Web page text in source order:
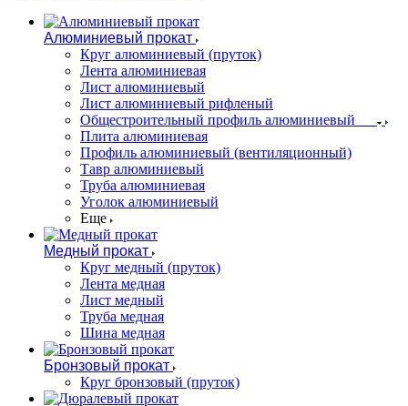
Алюминиевый прокат
Круг алюминиевый (пруток)
Лента алюминиевая
Лист алюминиевый
Лист алюминиевый рифленый
Общестроительный профиль алюминиевый
Плита алюминиевая
Профиль алюминиевый (вентиляционный)
Тавр алюминиевый
Труба алюминиевая
Уголок алюминиевый
Еще
Медный прокат
Круг медный (пруток)
Лента медная
Лист медный
Труба медная
Шина медная
Бронзовый прокат
Круг бронзовый (пруток)